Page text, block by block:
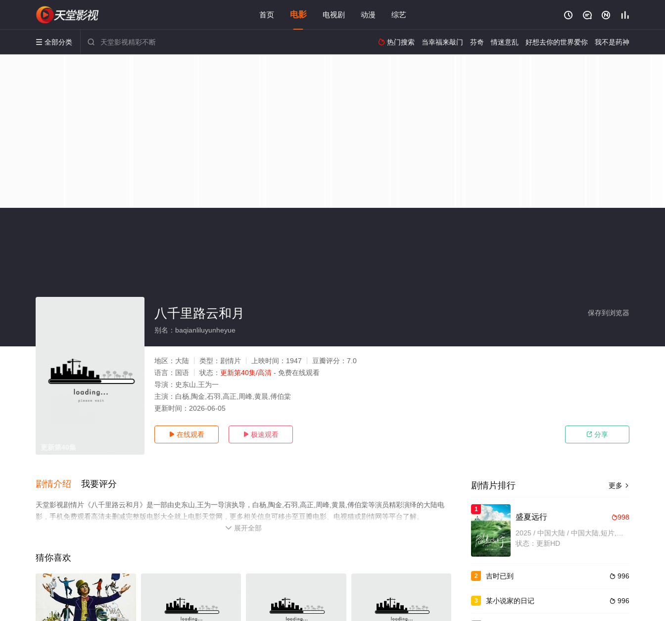
首页 电影 电视剧 动漫 综艺    
 全部分类   热门搜索 当幸福来敲门 芬奇 情迷意乱 好想去你的世界爱你 我不是药神
保存到浏览器
八千里路云和月
别名：baqianliluyunheyue
地区： 大陆 类型： 剧情片 上映时间： 1947 豆瓣评分： 7.0
语言： 国语 状态： 更新第40集/高清 - 免费在线观看
导演： 史东山,王为一
主演： 白杨,陶金,石羽,高正,周峰,黄晨,傅伯棠
更新时间： 2026-06-05
 在线观看  极速观看  分享
剧情介绍 我要评分
天堂影视剧情片《八千里路云和月》是一部由史东山,王为一导演执导，白杨,陶金,石羽,高正,周峰,黄晨,傅伯棠等演员精彩演绎的大陆电
影，手机免费观看高清未删减完整版电影大全就上电影天堂网，更多相关信息可移步至豆瓣电影、电视猫或剧情网等平台了解。
 展开全部
猜你喜欢
更多 
剧情片排行
1
998
盛夏远行
状态：更新HD
2  996
吉时已到
3  996
某小说家的日记